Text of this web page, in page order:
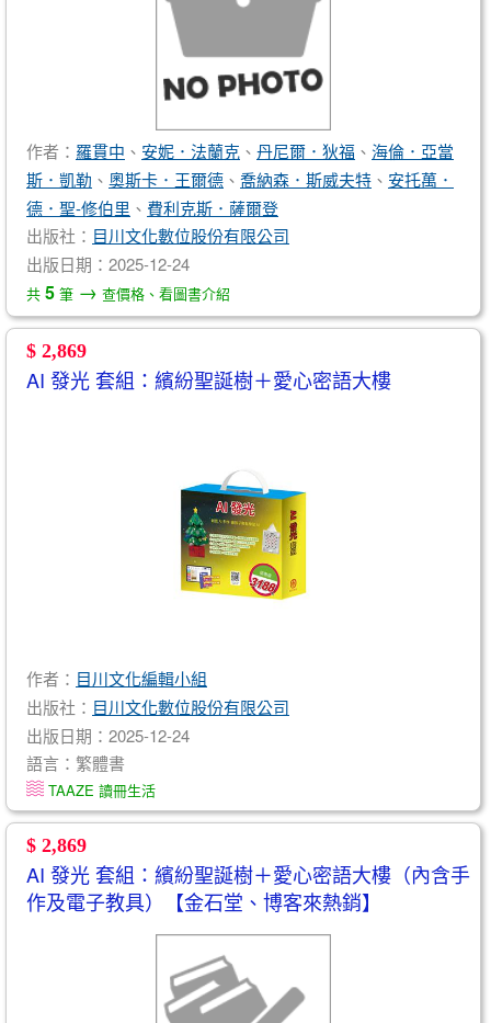
作者： 羅貫中 、 安妮．法蘭克 、 丹尼爾．狄福 、 海倫．亞當
斯．凱勒 、 奧斯卡．王爾德 、 喬納森．斯威夫特 、 安托萬．
德．聖-修伯里 、 費利克斯．薩爾登
出版社： 目川文化數位股份有限公司
出版日期：2025-12-24
共 5 筆 → 查價格、看圖書介紹
$ 2,869
AI 發光 套組：繽紛聖誕樹＋愛心密語大樓
作者： 目川文化編輯小組
出版社： 目川文化數位股份有限公司
出版日期：2025-12-24
語言：繁體書
TAAZE 讀冊生活
$ 2,869
AI 發光 套組：繽紛聖誕樹＋愛心密語大樓（內含手
作及電子教具）【金石堂、博客來熱銷】